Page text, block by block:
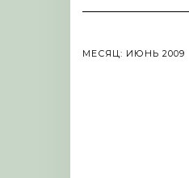
МЕСЯЦ: ИЮНЬ 2009